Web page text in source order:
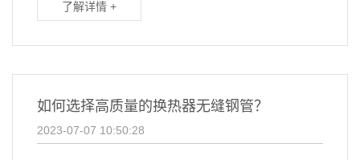
了解详情 +
如何选择高质量的换热器无缝钢管？
2023-07-07 10:50:28